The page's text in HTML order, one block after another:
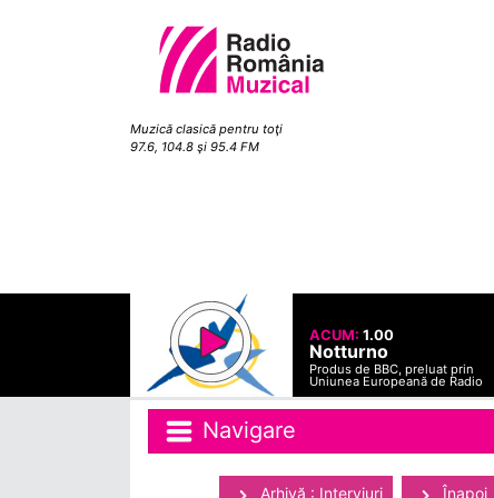
Muzică clasică pentru toţi
97.6, 104.8 şi 95.4 FM
ACUM: 1.00
Notturno
Produs de BBC, preluat prin
Uniunea Europeană de Radio
Navigare
Arhivă : Interviuri Înapoi